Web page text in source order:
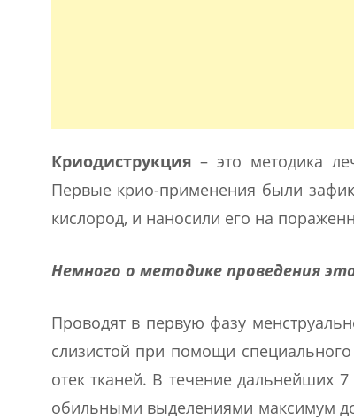
Криодиструкция – это методика
Первые крио-применения были
кислород, и наносили его на
Немного о методике проведения
Проводят в первую фазу
слизистой при помощи
отек тканей. В течение дальнейших
обильными выделениями максимум